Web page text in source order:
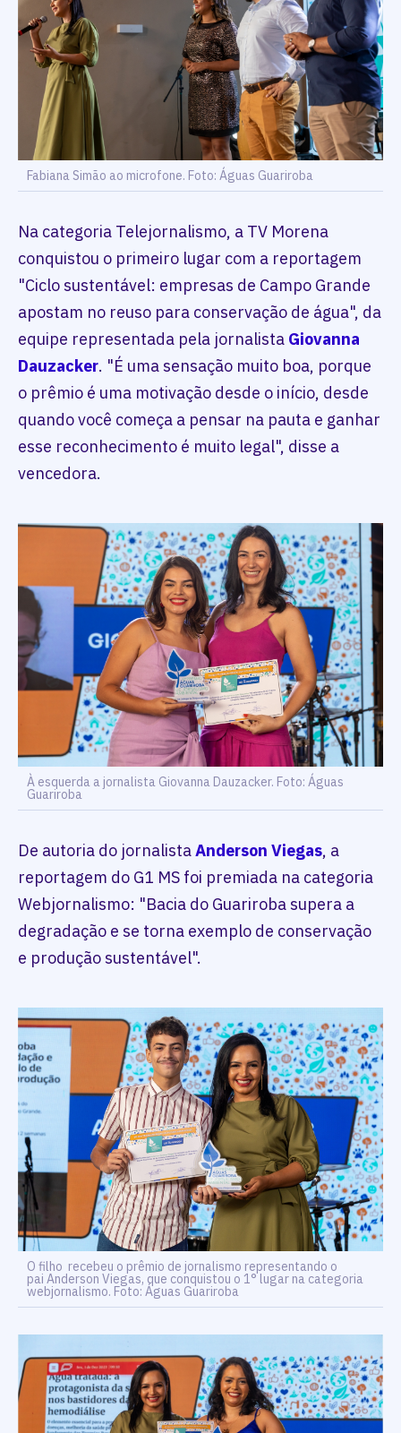
Fabiana Simão ao microfone. Foto: Águas Guariroba
Na categoria Telejornalismo, a TV Morena
conquistou o primeiro lugar com a reportagem
"Ciclo sustentável: empresas de Campo Grande
apostam no reuso para conservação de água", da
equipe representada pela jornalista Giovanna
Dauzacker. "É uma sensação muito boa, porque
o prêmio é uma motivação desde o início, desde
quando você começa a pensar na pauta e ganhar
esse reconhecimento é muito legal", disse a
vencedora.
À esquerda a jornalista Giovanna Dauzacker. Foto: Águas
Guariroba
De autoria do jornalistaAnderson Viegas, a
reportagem do G1 MS foi premiada na categoria
Webjornalismo: "Bacia do Guariroba supera a
degradação e se torna exemplo de conservação
e produção sustentável".
O filho recebeu o prêmio de jornalismo representando o
pai Anderson Viegas, que conquistou o 1° lugar na categoria
webjornalismo. Foto: Águas Guariroba